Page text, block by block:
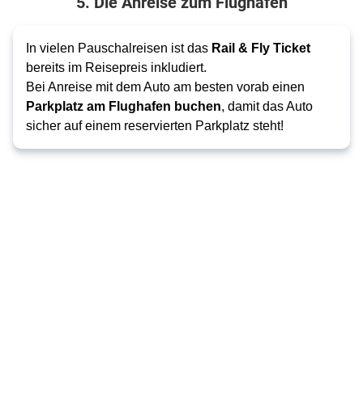
In vielen Pauschalreisen ist das Rail & Fly Ticket
bereits im Reisepreis inkludiert.
Bei Anreise mit dem Auto am besten vorab einen
Parkplatz am Flughafen buchen, damit das Auto
sicher auf einem reservierten Parkplatz steht!